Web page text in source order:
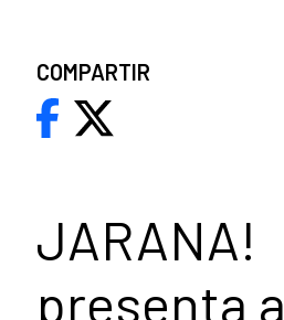
JARANA!
presenta a
COMPARTIR